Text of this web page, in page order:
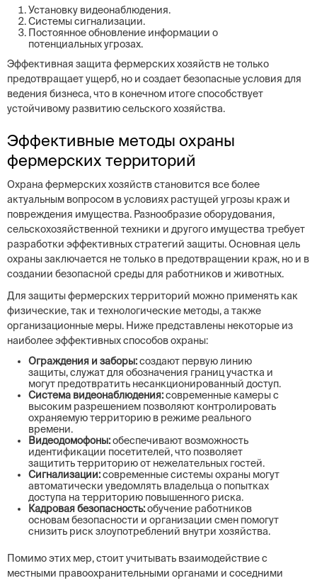
Установку видеонаблюдения.
Системы сигнализации.
Постоянное обновление информации о
потенциальных угрозах.
Эффективная защита фермерских хозяйств не только
предотвращает ущерб, но и создает безопасные условия для
ведения бизнеса, что в конечном итоге способствует
устойчивому развитию сельского хозяйства.
Эффективные методы охраны
фермерских территорий
Охрана фермерских хозяйств становится все более
актуальным вопросом в условиях растущей угрозы краж и
повреждения имущества. Разнообразие оборудования,
сельскохозяйственной техники и другого имущества требует
разработки эффективных стратегий защиты. Основная цель
охраны заключается не только в предотвращении краж, но и в
создании безопасной среды для работников и животных.
Для защиты фермерских территорий можно применять как
физические, так и технологические методы, а также
организационные меры. Ниже представлены некоторые из
наиболее эффективных способов охраны:
Ограждения и заборы:создают первую линию
защиты, служат для обозначения границ участка и
могут предотвратить несанкционированный доступ.
Система видеонаблюдения:современные камеры с
высоким разрешением позволяют контролировать
охраняемую территорию в режиме реального
времени.
Видеодомофоны:обеспечивают возможность
идентификации посетителей, что позволяет
защитить территорию от нежелательных гостей.
Сигнализации:современные системы охраны могут
автоматически уведомлять владельца о попытках
доступа на территорию повышенного риска.
Кадровая безопасность:обучение работников
основам безопасности и организации смен помогут
снизить риск злоупотреблений внутри хозяйства.
Помимо этих мер, стоит учитывать взаимодействие с
местными правоохранительными органами и соседними